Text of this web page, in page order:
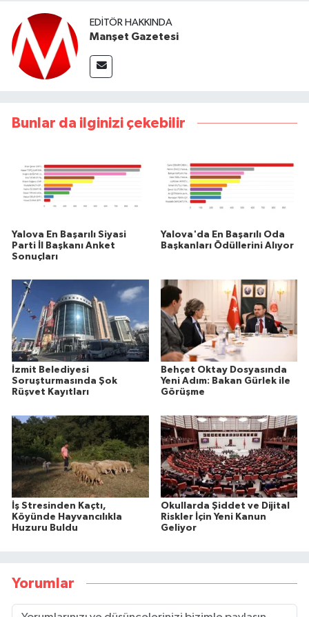
EDITÖR HAKKINDA
Manşet Gazetesi
Bunlar da ilginizi çekebilir
Yalova En Başarılı Siyasi
Parti İl Başkanı Anket
Sonuçları
Yalova'da En Başarılı Oda
Başkanları Ödüllerini Alıyor
İzmit Belediyesi
Soruşturmasında Şok
Rüşvet Kayıtları
Behçet Oktay Dosyasında
Yeni Adım: Bakan Gürlek ile
Görüşme
İş Stresinden Kaçtı,
Köyünde Hayvancılıkla
Huzuru Buldu
Okullarda Şiddet ve Dijital
Riskler İçin Yeni Kanun
Geliyor
Yorumlar